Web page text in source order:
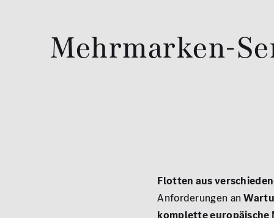
Mehrmarken-
Flotten aus
Anforderungen an
komplette